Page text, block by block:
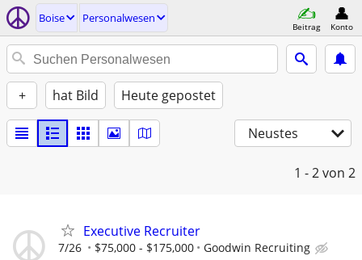
Boise Personalwesen
Beitrag Konto
+ hat Bild Heute gepostet
Neustes
1 - 2von 2
Executive Recruiter
7/26 $75,000 - $175,000 Goodwin Recruiting